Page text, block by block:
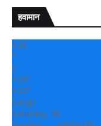
हवामान
+28
°
C
+29°
+22°
Sangli
Saturday, 08